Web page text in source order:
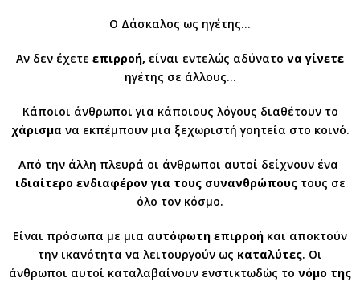
Ο Δάσκαλος ως ηγέτης…
Αν δεν έχετε επιρροή, είναι εντελώς αδύνατο να γίνετε
ηγέτης σε άλλους…
Κάποιοι άνθρωποι για κάποιους λόγους διαθέτουν το
χάρισμα να εκπέμπουν μια ξεχωριστή γοητεία στο κοινό.
Από την άλλη πλευρά οι άνθρωποι αυτοί δείχνουν ένα
ιδιαίτερο ενδιαφέρον για τους συνανθρώπουςτους σε
όλο τον κόσμο.
Είναι πρόσωπα με μια αυτόφωτη επιρροή και αποκτούν
την ικανότητα να λειτουργούν ως καταλύτες. Οι
άνθρωποι αυτοί καταλαβαίνουν ενστικτωδώς το νόμο της